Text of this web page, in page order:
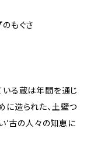
もぐさ
いる蔵は年間を通じ
に造られた、土壁つ
’古の人々の知恵に